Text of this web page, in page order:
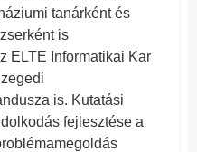
tanárként és
is
ELTE Informatikai Kar
is. Kutatási
fejlesztése a